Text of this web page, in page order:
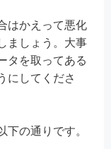
はかえって悪化
ましょう。大事
タを取ってある
にしてくださ
下の通りです。